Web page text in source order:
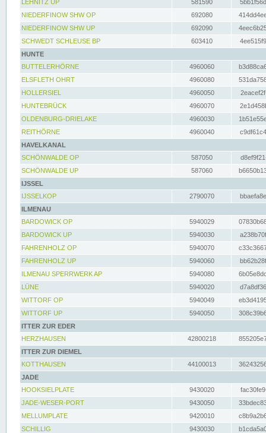
LEHNITZ UP
581590
NIEDERFINOW SHW OP
692080
NIEDERFINOW SHW UP
692090
SCHWEDT SCHLEUSE BP
603410
HUNTE
BUTTELERHÖRNE
4960060
ELSFLETH OHRT
4960080
HOLLERSIEL
4960050
HUNTEBRÜCK
4960070
OLDENBURG-DRIELAKE
4960030
REITHÖRNE
4960040
HAVELKANAL
SCHÖNWALDE OP
587050
SCHÖNWALDE UP
587060
IJSSEL
IJSSELKOP
2790070
ILMENAU
BARDOWICK OP
5940029
BARDOWICK UP
5940030
FAHRENHOLZ OP
5940070
FAHRENHOLZ UP
5940060
ILMENAU SPERRWERK AP
5940080
LÜNE
5940020
WITTORF OP
5940049
WITTORF UP
5940050
ITTER ZUR EDER
HERZHAUSEN
42800218
ITTER ZUR DIEMEL
KOTTHAUSEN
44100013
JADE
HOOKSIELPLATE
9430020
JADE-WESER-PORT
9430050
MELLUMPLATE
9420010
SCHILLIG
9430030